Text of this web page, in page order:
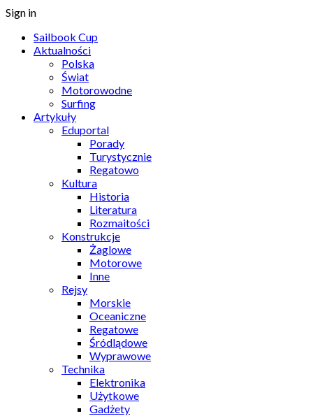
Sign in
Sailbook Cup
Aktualności
Polska
Świat
Motorowodne
Surfing
Artykuły
Eduportal
Porady
Turystycznie
Regatowo
Kultura
Historia
Literatura
Rozmaitości
Konstrukcje
Żaglowe
Motorowe
Inne
Rejsy
Morskie
Oceaniczne
Regatowe
Śródlądowe
Wyprawowe
Technika
Elektronika
Użytkowe
Gadżety